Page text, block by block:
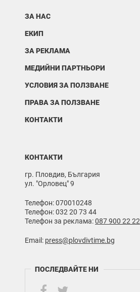
ЗА НАС
ЕКИП
ЗА РЕКЛАМА
МЕДИЙНИ ПАРТНЬОРИ
УСЛОВИЯ ЗА ПОЛЗВАНЕ
ПРАВА ЗА ПОЛЗВАНЕ
КОНТАКТИ
КОНТАКТИ
гр. Пловдив, България
ул. "Орловец" 9
Телефон: 070010248
Телефон: 032 20 73 44
Телефон за реклама:087 900 22 22
Email: press@plovdivtime.bg
ПОСЛЕДВАЙТЕ НИ